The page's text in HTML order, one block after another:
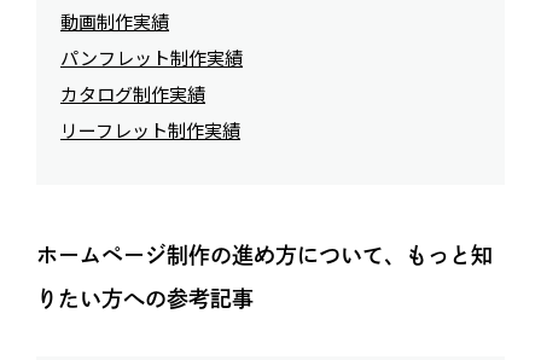
動画制作実績
パンフレット制作実績
カタログ制作実績
リーフレット制作実績
ホームページ制作の進め方について、もっと知
りたい方への参考記事